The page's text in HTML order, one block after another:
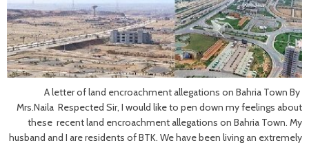
A letter of land encroachment allegations on Bahria Town By
Mrs.Naila Respected Sir, I would like to pen down my feelings about
these recent land encroachment allegations on Bahria Town. My
husband and I are residents of BTK. We have been living an extremely